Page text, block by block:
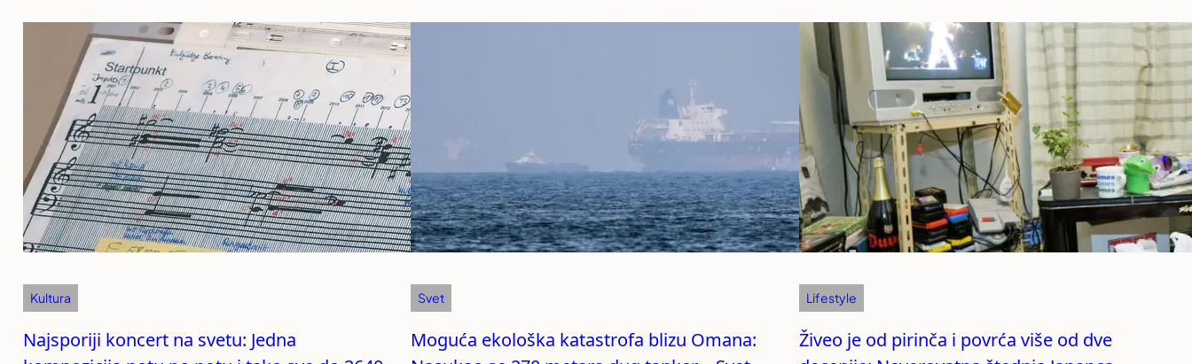
Kultura
Najsporiji koncert na svetu: Jedna
Svet
Moguća ekološka katastrofa blizu Omana:
Lifestyle
Živeo je od pirinča i povrća više od dve